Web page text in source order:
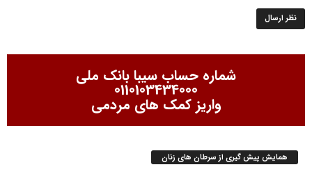
شماره حساب سیبا بانک ملی
0110103434000
واریز کمک های مردمی
همایش پیش گیری از سرطان های زنان